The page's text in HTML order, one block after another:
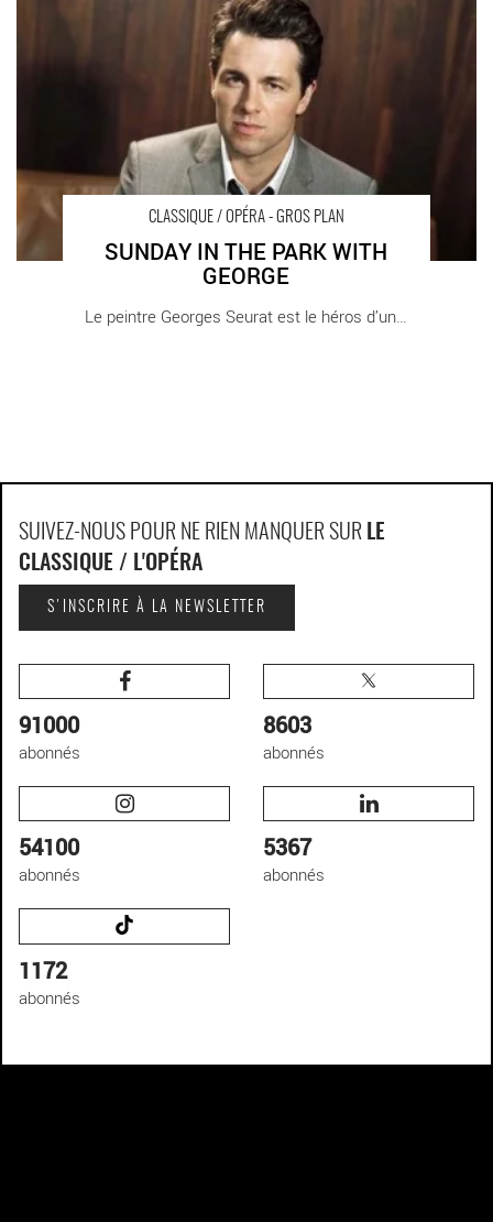
CLASSIQUE / OPÉRA - GROS PLAN
SUNDAY IN THE PARK WITH
GEORGE
Le peintre Georges Seurat est le héros d’une [...]
SUIVEZ-NOUS POUR NE RIEN MANQUER SUR LE
CLASSIQUE / L'OPÉRA
S'INSCRIRE À LA NEWSLETTER
91000
abonnés
8603
abonnés
54100
abonnés
5367
abonnés
1172
abonnés